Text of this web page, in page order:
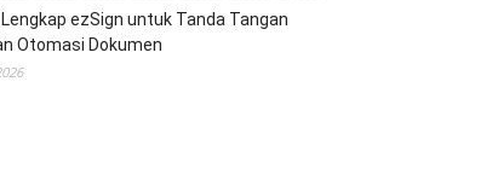
ezSign untuk Tanda Tangan
Otomasi Dokumen